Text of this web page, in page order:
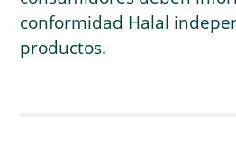
conformidad Halal
productos.